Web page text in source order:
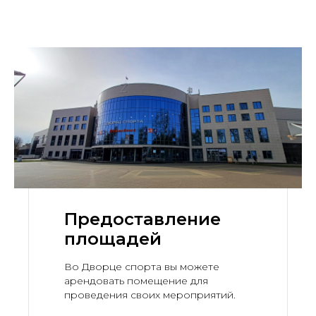
Предоставление
площадей
Во Дворце спорта вы можете
арендовать помещение для
проведения своих мероприятий.